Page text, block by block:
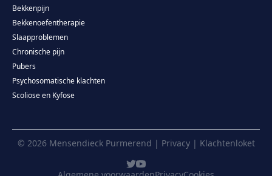
Bekkenpijn
Bekkenoefentherapie
Slaapproblemen
Chronische pijn
Pubers
Psychosomatische klachten
Scoliose en Kyfose
© 2026 Mensendieck Purmerend | Privacy | Klachtenloket